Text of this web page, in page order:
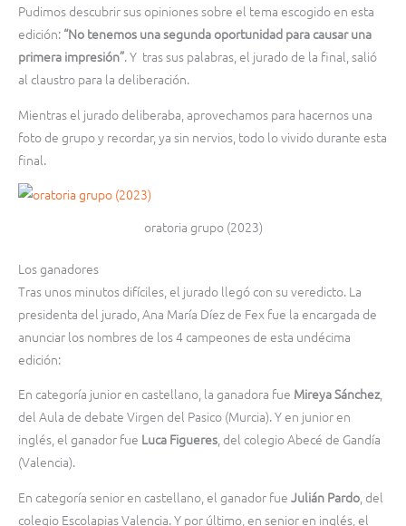
Pudimos descubrir sus opiniones sobre el tema escogido en esta
edición: “No tenemos una segunda oportunidad para causar una
primera impresión”. Y tras sus palabras, el jurado de la final, salió
al claustro para la deliberación.
Mientras el jurado deliberaba, aprovechamos para hacernos una
foto de grupo y recordar, ya sin nervios, todo lo vivido durante esta
final.
oratoria grupo (2023)
Los ganadores
Tras unos minutos difíciles, el jurado llegó con su veredicto. La
presidenta del jurado, Ana María Díez de Fex fue la encargada de
anunciar los nombres de los 4 campeones de esta undécima
edición:
En categoría junior en castellano, la ganadora fue Mireya Sánchez,
del Aula de debate Virgen del Pasico (Murcia). Y en junior en
inglés, el ganador fue Luca Figueres, del colegio Abecé de Gandía
(Valencia).
En categoría senior en castellano, el ganador fue Julián Pardo, del
colegio Escolapias Valencia. Y por último, en senior en inglés, el